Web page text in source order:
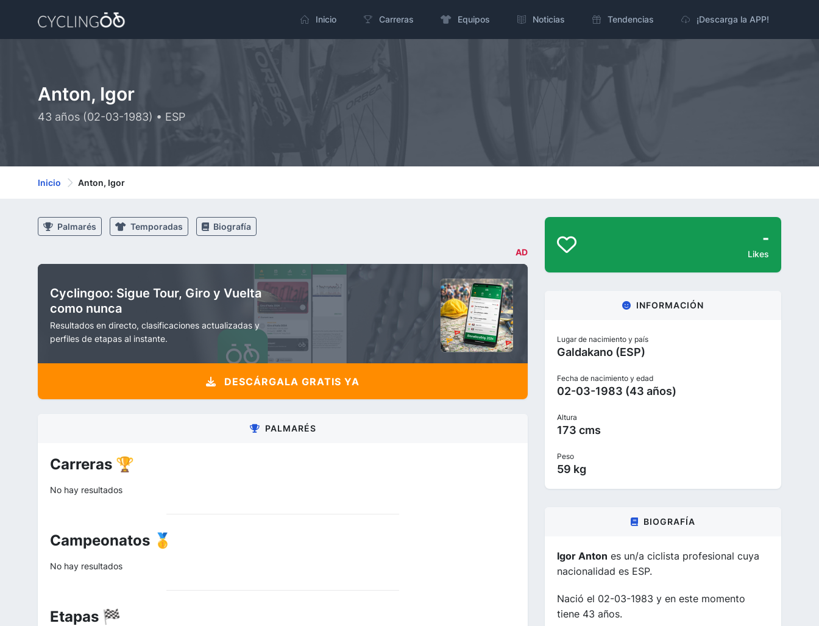
Inicio Carreras Equipos Noticias Tendencias ¡Descarga la APP!
Anton, Igor
43 años (02-03-1983) • ESP
Inicio Anton, Igor
Palmarés Temporadas Biografía
AD
Cyclingoo: Sigue Tour, Giro y Vuelta
como nunca
Resultados en directo, clasificaciones actualizadas y
perfiles de etapas al instante.
DESCÁRGALA GRATIS YA
PALMARÉS
Carreras 🏆
No hay resultados
Campeonatos 🥇
No hay resultados
Etapas 🏁
-
Likes
INFORMACIÓN
Lugar de nacimiento y país
Galdakano (ESP)
Fecha de nacimiento y edad
02-03-1983 (43 años)
Altura
173 cms
Peso
59 kg
BIOGRAFÍA
Igor Anton es un/a ciclista profesional cuya
nacionalidad es ESP.
Nació el 02-03-1983 y en este momento
tiene 43 años.